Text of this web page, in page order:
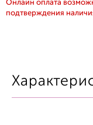
Онлайн оплата
подтверждения